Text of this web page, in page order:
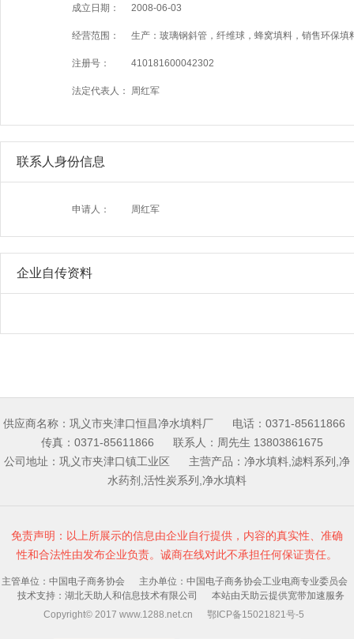
成立日期： 2008-06-03
经营范围： 生产：玻璃钢斜管，纤维球，蜂窝填料，销售环保填
注册号： 410181600042302
法定代表人： 周红军
联系人身份信息
申请人： 周红军
企业自传资料
供应商名称：巩义市夹津口恒昌净水填料厂 电话：0371-85611866
传真：0371-85611866 联系人：周先生 13803861675
公司地址：巩义市夹津口镇工业区 主营产品：净水填料,滤料系列,净
水药剂,活性炭系列,净水填料
免责声明：以上所展示的信息由企业自行提供，内容的真实性、准确
性和合法性由发布企业负责。诚商在线对此不承担任何保证责任。
主管单位：中国电子商务协会 主办单位：中国电子商务协会工业电商专业委员会
技术支持：湖北天助人和信息技术有限公司 本站由天助云提供宽带加速服务
Copyright© 2017 www.1288.net.cn 鄂ICP备15021821号-5